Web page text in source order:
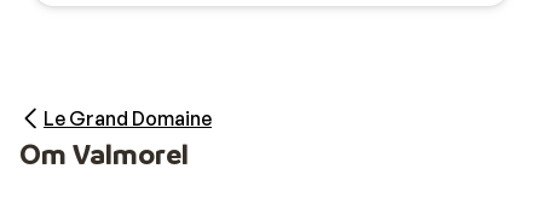
Le Grand Domaine
Om Valmorel